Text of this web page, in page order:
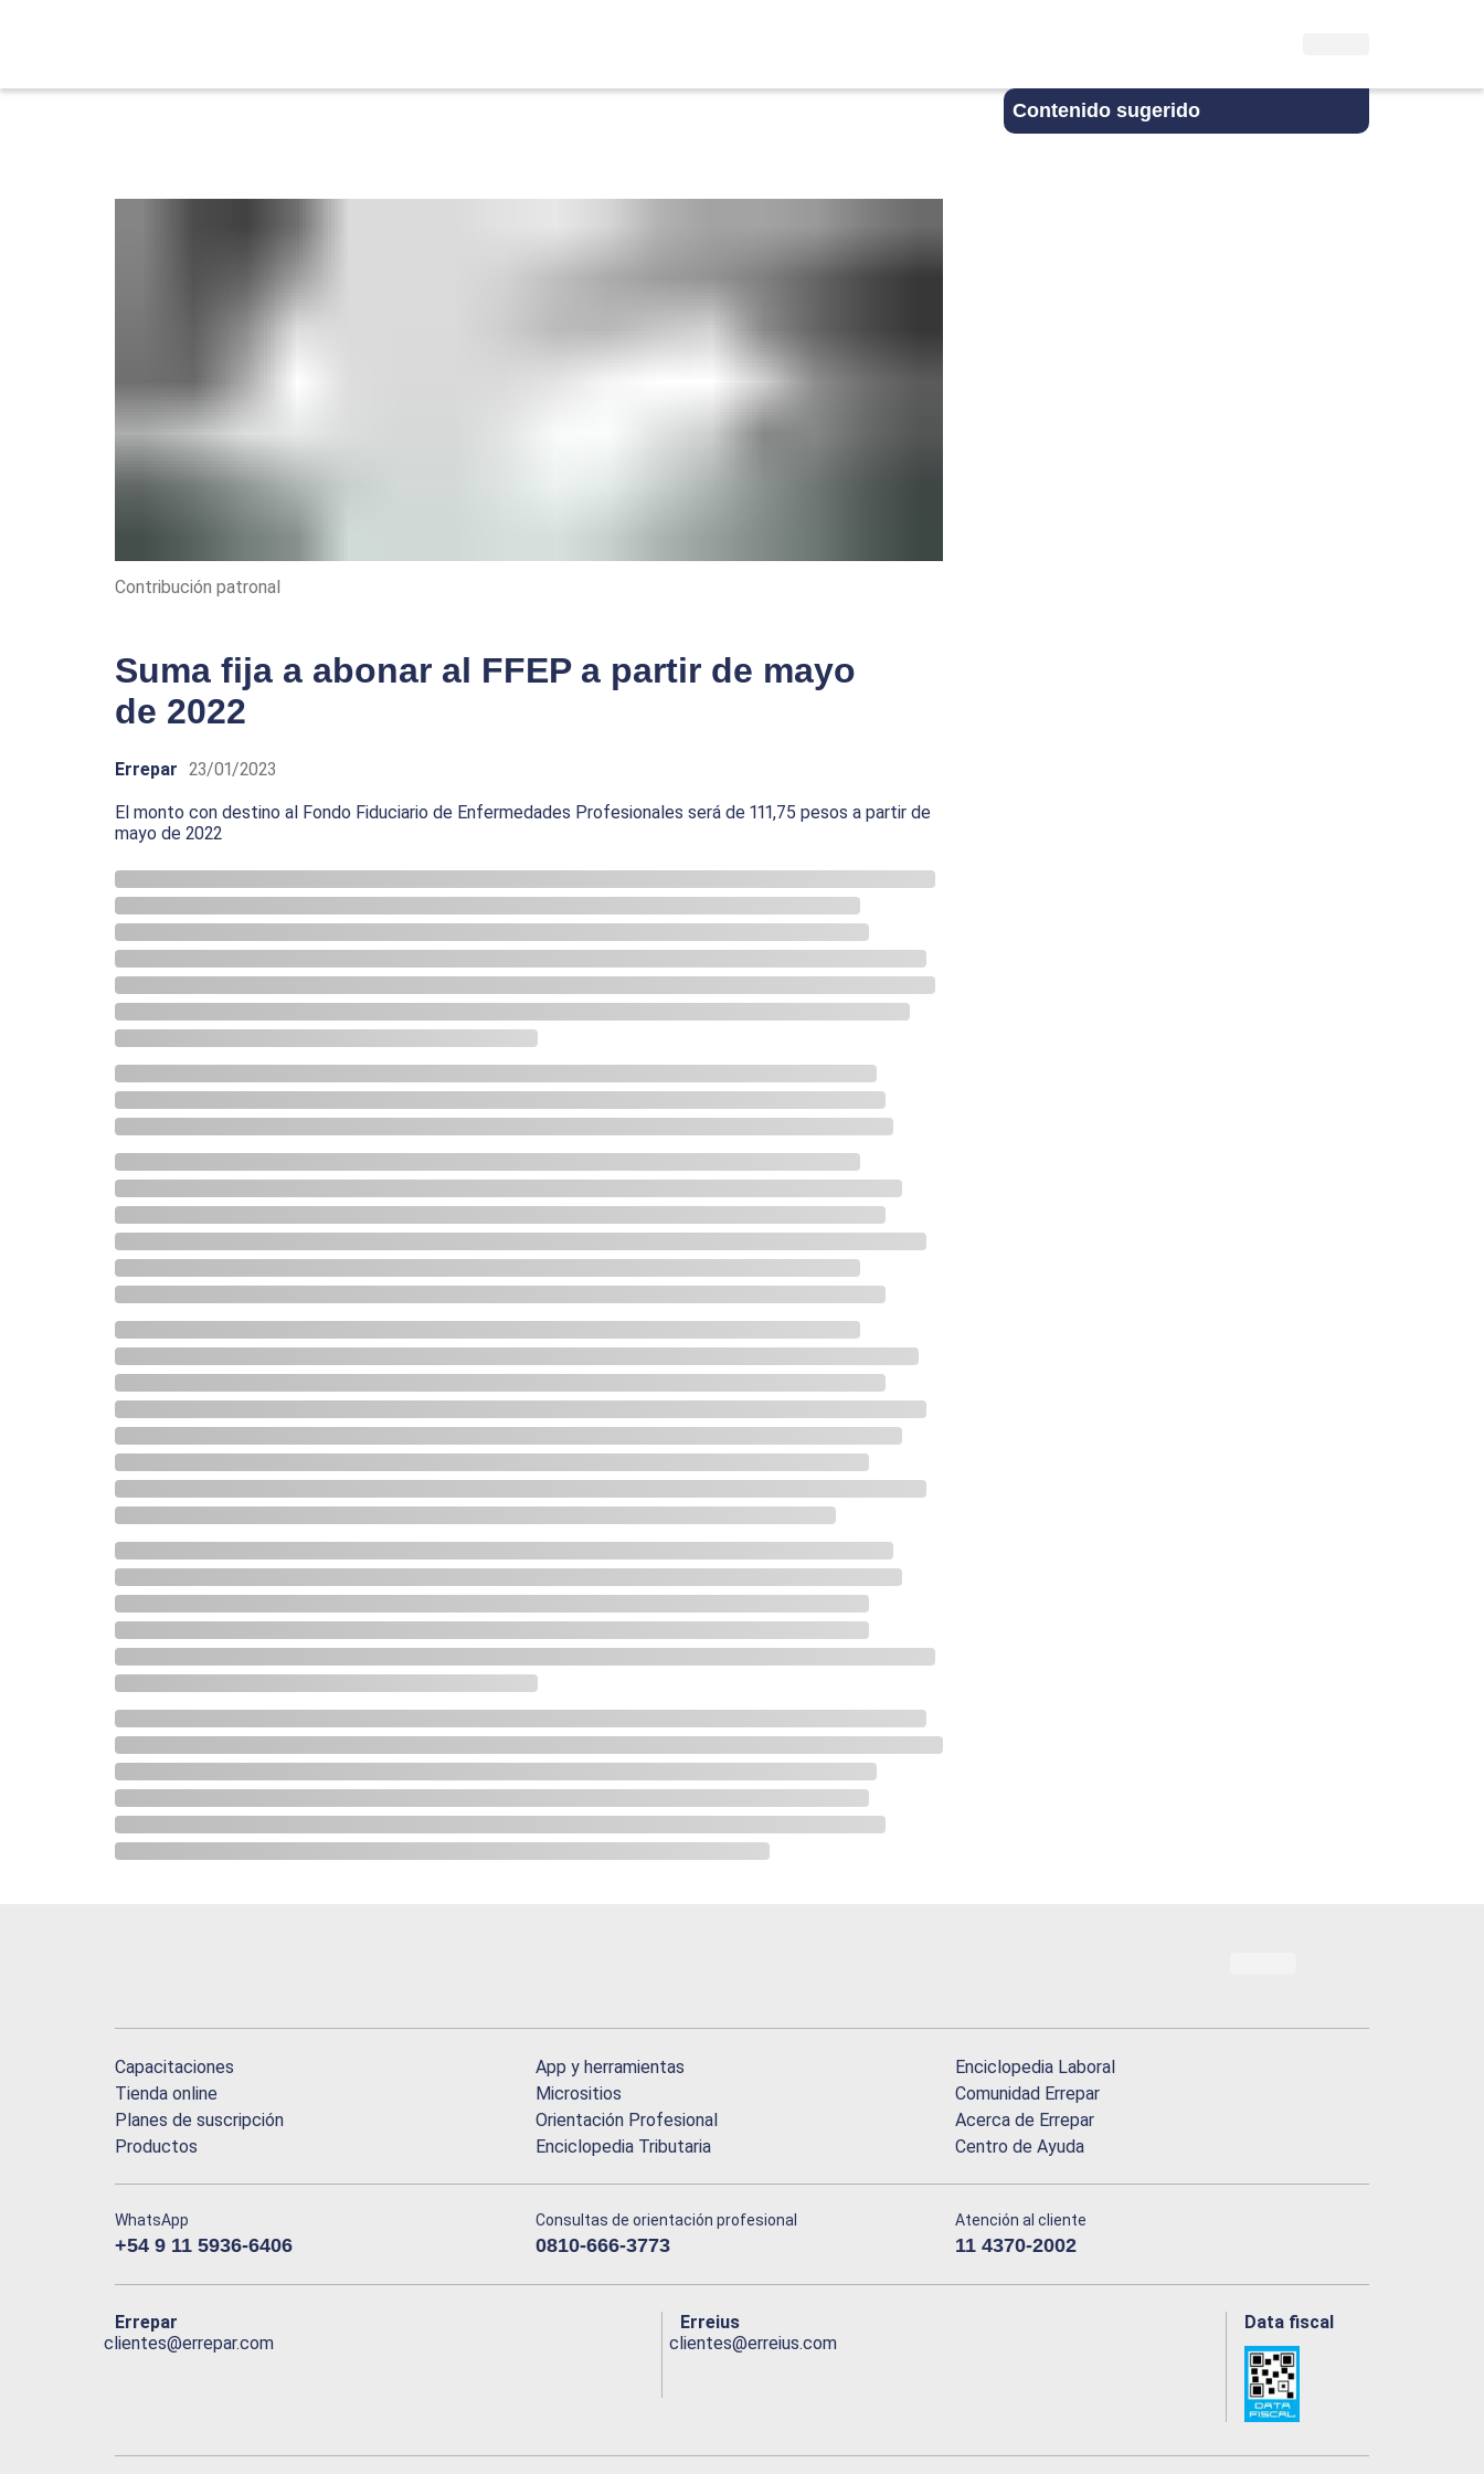
Contenido sugerido
Contribución patronal
Suma fija a abonar al FFEP a partir de mayo
de 2022
Errepar 23/01/2023
El monto con destino al Fondo Fiduciario de Enfermedades Profesionales será de 111,75 pesos a partir de
mayo de 2022
Capacitaciones
Tienda online
Planes de suscripción
Productos
App y herramientas
Micrositios
Orientación Profesional
Enciclopedia Tributaria
Enciclopedia Laboral
Comunidad Errepar
Acerca de Errepar
Centro de Ayuda
WhatsApp
+54 9 11 5936-6406
Consultas de orientación profesional
0810-666-3773
Atención al cliente
11 4370-2002
Errepar
clientes@errepar.com
Erreius
clientes@erreius.com
Data fiscal